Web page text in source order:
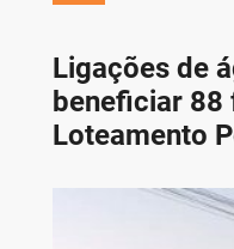
Ligações de
beneficiar
Loteamento